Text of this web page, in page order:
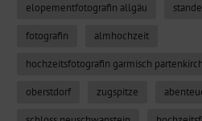
elopementfotografin allgäu
fotografin almhochzeit
hochzeitsfotografin garmisch
oberstdorf zugspitze